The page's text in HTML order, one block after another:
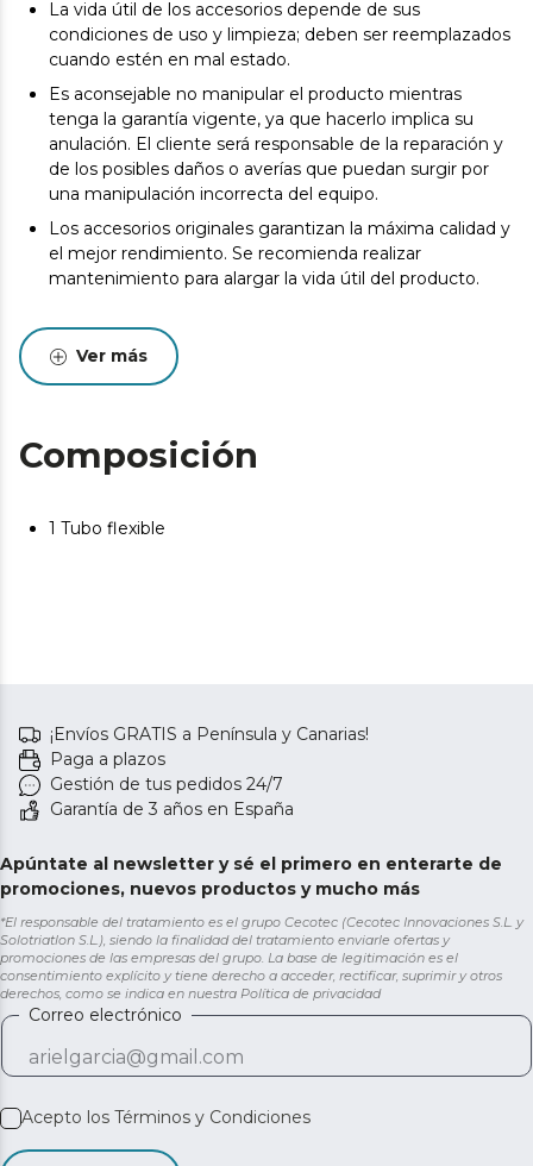
La vida útil de los accesorios depende de sus
condiciones de uso y limpieza; deben ser reemplazados
cuando estén en mal estado.
Es aconsejable no manipular el producto mientras
tenga la garantía vigente, ya que hacerlo implica su
anulación. El cliente será responsable de la reparación y
de los posibles daños o averías que puedan surgir por
una manipulación incorrecta del equipo.
Los accesorios originales garantizan la máxima calidad y
el mejor rendimiento. Se recomienda realizar
mantenimiento para alargar la vida útil del producto.
Ver más
Composición
1 Tubo flexible
¡Envíos GRATIS a Península y Canarias!
Paga a plazos
Gestión de tus pedidos 24/7
Garantía de 3 años en España
Apúntate al newsletter y sé el primero en enterarte de
promociones, nuevos productos y mucho más
*El responsable del tratamiento es el grupo Cecotec (Cecotec Innovaciones S.L. y
Solotriatlon S.L.), siendo la finalidad del tratamiento enviarle ofertas y
promociones de las empresas del grupo. La base de legitimación es el
consentimiento explícito y tiene derecho a acceder, rectificar, suprimir y otros
derechos, como se indica en nuestra Política de privacidad
Correo electrónico
Acepto los Términos y Condiciones